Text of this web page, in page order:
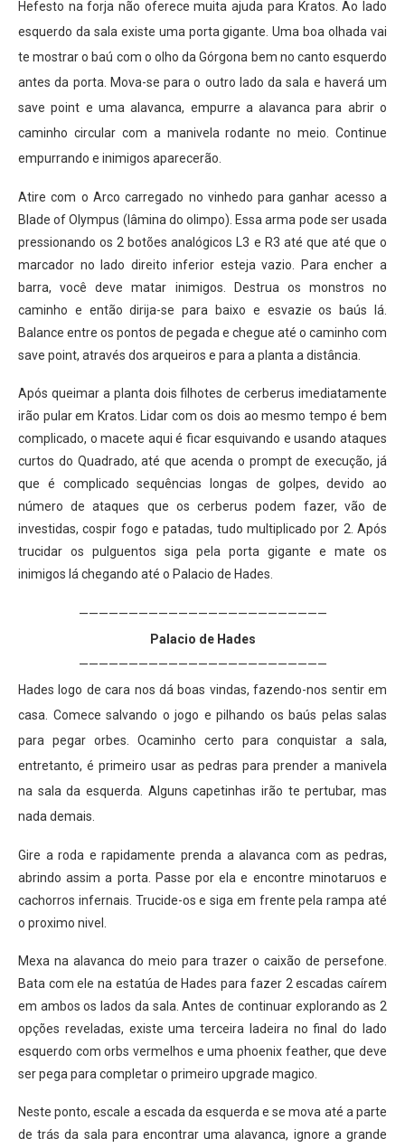
Hefesto na forja não oferece muita ajuda para Kratos. Ao lado
esquerdo da sala existe uma porta gigante. Uma boa olhada vai
te mostrar o baú com o olho da Górgona bem no canto esquerdo
antes da porta. Mova-se para o outro lado da sala e haverá um
save point e uma alavanca, empurre a alavanca para abrir o
caminho circular com a manivela rodante no meio. Continue
empurrando e inimigos aparecerão.
Atire com o Arco carregado no vinhedo para ganhar acesso a
Blade of Olympus (lâmina do olimpo). Essa arma pode ser usada
pressionando os 2 botões analógicos L3 e R3 até que até que o
marcador no lado direito inferior esteja vazio. Para encher a
barra, você deve matar inimigos. Destrua os monstros no
caminho e então dirija-se para baixo e esvazie os baús lá.
Balance entre os pontos de pegada e chegue até o caminho com
save point, através dos arqueiros e para a planta a distância.
Após queimar a planta dois filhotes de cerberus imediatamente
irão pular em Kratos. Lidar com os dois ao mesmo tempo é bem
complicado, o macete aqui é ficar esquivando e usando ataques
curtos do Quadrado, até que acenda o prompt de execução, já
que é complicado sequências longas de golpes, devido ao
número de ataques que os cerberus podem fazer, vão de
investidas, cospir fogo e patadas, tudo multiplicado por 2. Após
trucidar os pulguentos siga pela porta gigante e mate os
inimigos lá chegando até o Palacio de Hades.
—————————————————————————
Palacio de Hades
—————————————————————————
Hades logo de cara nos dá boas vindas, fazendo-nos sentir em
casa. Comece salvando o jogo e pilhando os baús pelas salas
para pegar orbes. Ocaminho certo para conquistar a sala,
entretanto, é primeiro usar as pedras para prender a manivela
na sala da esquerda. Alguns capetinhas irão te pertubar, mas
nada demais.
Gire a roda e rapidamente prenda a alavanca com as pedras,
abrindo assim a porta. Passe por ela e encontre minotaruos e
cachorros infernais. Trucide-os e siga em frente pela rampa até
o proximo nivel.
Mexa na alavanca do meio para trazer o caixão de persefone.
Bata com ele na estatúa de Hades para fazer 2 escadas caírem
em ambos os lados da sala. Antes de continuar explorando as 2
opções reveladas, existe uma terceira ladeira no final do lado
esquerdo com orbs vermelhos e uma phoenix feather, que deve
ser pega para completar o primeiro upgrade magico.
Neste ponto, escale a escada da esquerda e se mova até a parte
de trás da sala para encontrar uma alavanca, ignore a grande